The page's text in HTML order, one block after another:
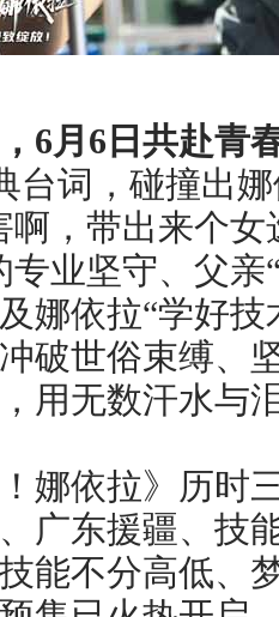
， 6月6日共赴青
台词，碰撞出
啊，带出来个
专业坚守、父
娜依拉“学好
破世俗束缚、
用无数汗水与
娜依拉》历时
广东援疆、技
能不分高低、